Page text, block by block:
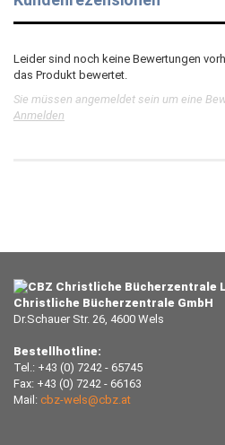
Leider sind noch keine Bewertungen
das Produkt bewertet.
Sie müssen angemeldet sein um eine
Anmelden
Christliche Bücherzentrale GmbH
Dr.Schauer Str. 26, 4600 Wels
Bestellhotline:
Tel.: +43 (0) 7242 - 65745
Fax: +43 (0) 7242 - 66163
Mail: cbz-wels@cbz.at